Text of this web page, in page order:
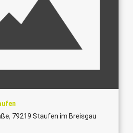
79219 Staufen im Breisgau